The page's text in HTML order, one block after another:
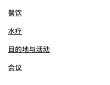
餐饮
水疗
目的地与活动
会议